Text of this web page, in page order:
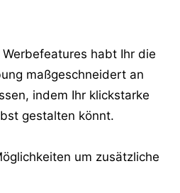
habt Ihr die
maßgeschneidert an
indem Ihr klickstarke
gestalten könnt.
um zusätzliche